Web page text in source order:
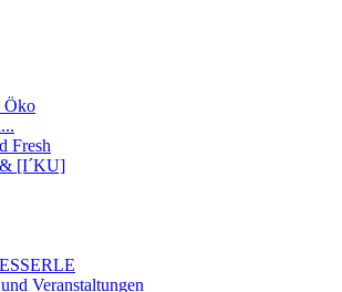
Öko
Fresh
[I´KU]
Veranstaltungen